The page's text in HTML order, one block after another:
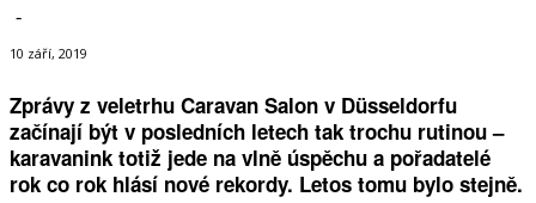
-
10 září, 2019
Zprávy z veletrhu Caravan Salon v Düsseldorfu
začínají být v posledních letech tak trochu rutinou –
karavanink totiž jede na vlně úspěchu a pořadatelé
rok co rok hlásí nové rekordy. Letos tomu bylo stejně.